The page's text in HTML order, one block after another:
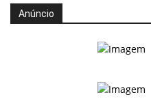
Anúncio